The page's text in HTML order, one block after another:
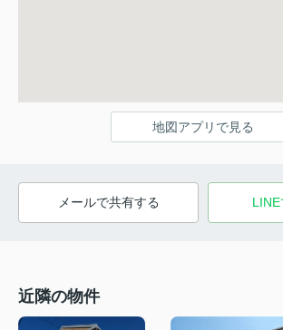
地図アプリで見る
メールで共有する
近隣の物件